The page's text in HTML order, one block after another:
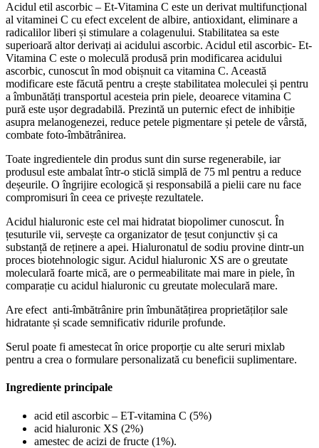
Acidul etil ascorbic – Et-Vitamina C este un derivat multifuncțional
al vitaminei C cu efect excelent de albire, antioxidant, eliminare a
radicalilor liberi și stimulare a colagenului. Stabilitatea sa este
superioară altor derivați ai acidului ascorbic. Acidul etil ascorbic- Et-
Vitamina C este o moleculă produsă prin modificarea acidului
ascorbic, cunoscut în mod obișnuit ca vitamina C. Această
modificare este făcută pentru a crește stabilitatea moleculei și pentru
a îmbunătăți transportul acesteia prin piele, deoarece vitamina C
pură este ușor degradabilă. Prezintă un puternic efect de inhibiție
asupra melanogenezei, reduce petele pigmentare și petele de vârstă,
combate foto-îmbătrânirea.
Toate ingredientele din produs sunt din surse regenerabile, iar
produsul este ambalat într-o sticlă simplă de 75 ml pentru a reduce
deșeurile. O îngrijire ecologică și responsabilă a pielii care nu face
compromisuri în ceea ce privește rezultatele.
Acidul hialuronic este cel mai hidratat biopolimer cunoscut. În
țesuturile vii, servește ca organizator de țesut conjunctiv și ca
substanță de reținere a apei. Hialuronatul de sodiu provine dintr-un
proces biotehnologic sigur. Acidul hialuronic XS are o greutate
moleculară foarte mică, are o permeabilitate mai mare in piele, în
comparație cu acidul hialuronic cu greutate moleculară mare.
Are efect anti-îmbătrânire prin îmbunătățirea proprietăților sale
hidratante și scade semnificativ ridurile profunde.
Serul poate fi amestecat în orice proporție cu alte seruri mixlab
pentru a crea o formulare personalizată cu beneficii suplimentare.
Ingrediente principale
acid etil ascorbic – ET-vitamina C (5%)
acid hialuronic XS (2%)
amestec de acizi de fructe (1%).